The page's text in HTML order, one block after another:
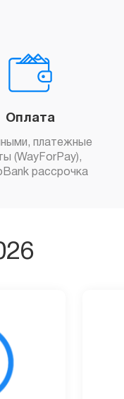
Оплата
платежные
(WayForPay),
рассрочка